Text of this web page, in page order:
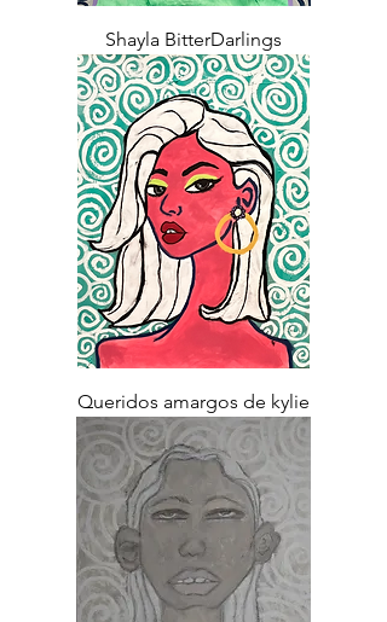
Shayla BitterDarlings
Queridos amargos de kylie